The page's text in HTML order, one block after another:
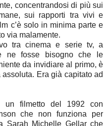
concentrandosi di più sui
sui rapporti tra vivi e
c’è solo in minima parte e
via malamente.
tra cinema e serie tv, a
ne fosse bisogno che le
da invidiare al primo, è
Era già capitato ad
un filmetto del 1992 con
che non funziona per
Sarah Michelle Gellar che